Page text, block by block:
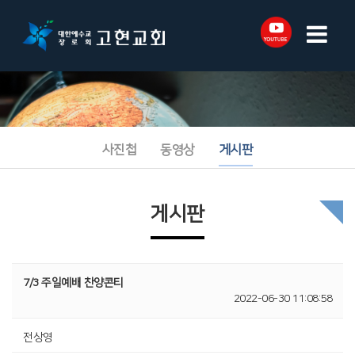
사진첩 동영상 게시판
게시판
7/3 주일예배 찬양콘티
2022-06-30 11:08:58
전상영